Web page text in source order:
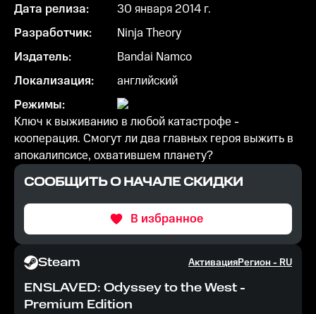
Дата релиза:
30 января 2014 г.
Разработчик:
Ninja Theory
Издатель:
Bandai Namco
Локализация:
английский
Режимы:
Ключ к выживанию в любой катастрофе -
кооперация. Смогут ли два главных героя выжить в
апокалипсисе, охватившем планету?
СООБЩИТЬ О НАЧАЛЕ СКИДКИ
В избранное
Steam АктивацияРегион -RU
ENSLAVED: Odyssey to the West -
Premium Edition